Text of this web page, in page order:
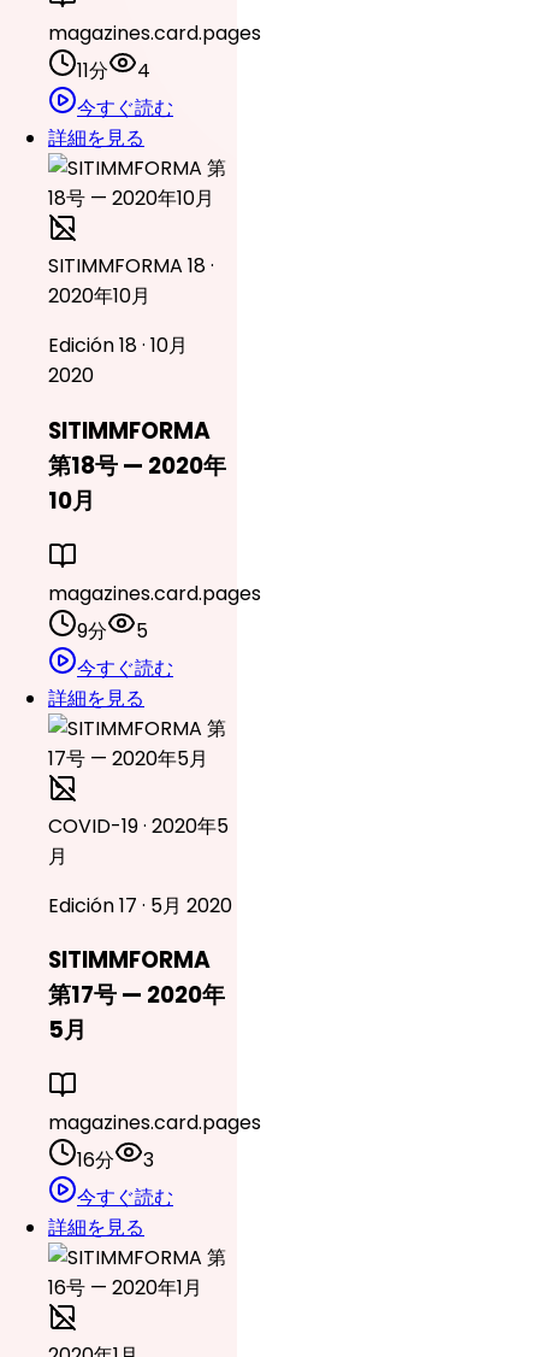
magazines.card.pages
11分
4
今すぐ読む
詳細を見る
SITIMMFORMA 18 ·
2020年10月
Edición 18 · 10月
2020
SITIMMFORMA
第18号 — 2020年
10月
magazines.card.pages
9分
5
今すぐ読む
詳細を見る
COVID-19 · 2020年5
月
Edición 17 · 5月 2020
SITIMMFORMA
第17号 — 2020年
5月
magazines.card.pages
16分
3
今すぐ読む
詳細を見る